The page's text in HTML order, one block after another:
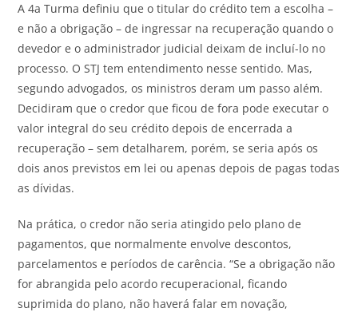
A 4a Turma definiu que o titular do crédito tem a escolha –
e não a obrigação – de ingressar na recuperação quando o
devedor e o administrador judicial deixam de incluí-lo no
processo. O STJ tem entendimento nesse sentido. Mas,
segundo advogados, os ministros deram um passo além.
Decidiram que o credor que ficou de fora pode executar o
valor integral do seu crédito depois de encerrada a
recuperação – sem detalharem, porém, se seria após os
dois anos previstos em lei ou apenas depois de pagas todas
as dívidas.
Na prática, o credor não seria atingido pelo plano de
pagamentos, que normalmente envolve descontos,
parcelamentos e períodos de carência. “Se a obrigação não
for abrangida pelo acordo recuperacional, ficando
suprimida do plano, não haverá falar em novação,